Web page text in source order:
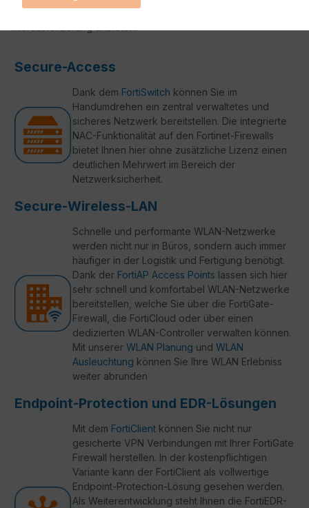
Secure-Access
Dank dem FortiSwitch können Sie im
Handumdrehen ein zentral verwaltetes und
sicheres Netzwerk bereitstellen. Die integrierte
NAC-Funktionalität auf den Fortinet-Firewalls
bietet Ihnen hier ohne zusätzliche Lizenz einen
deutlichen Mehrwert im Bereich der
Netzwerksicherheit.
Secure-Wireless-LAN
Schnelle und performante WLAN-Netzwerke
werden nicht nur in Büros, sondern auch immer
häufiger in der Logistik und Fertigung benötigt.
Dank der FortiAP Access Points lassen sich hier
sehr schnell und komfortabel WLAN-Netzwerke
bereitstellen, welche Sie über die FortiGate-
Firewall, die FortiCloud oder über einen
dedizierten WLAN-Controller verwalten können.
Mit unserer WLAN Planung und WLAN
Ausleuchtung können Sie Ihre WLAN Erlebniss
weiter abrunden
Endpoint-Protection und EDR-Lösungen
Mit dem FortiClient können Sie nicht nur
gesicherte VPN Verbindungen mit Ihrer FortiGate
Firewall herstellen. In der kostenpflichtigen
Variante kann der FortiClient als vollwertige
Endpoint-Protection-Lösung gesehen werden.
Als Weiterentwicklung steht Ihnen die FortiEDR-